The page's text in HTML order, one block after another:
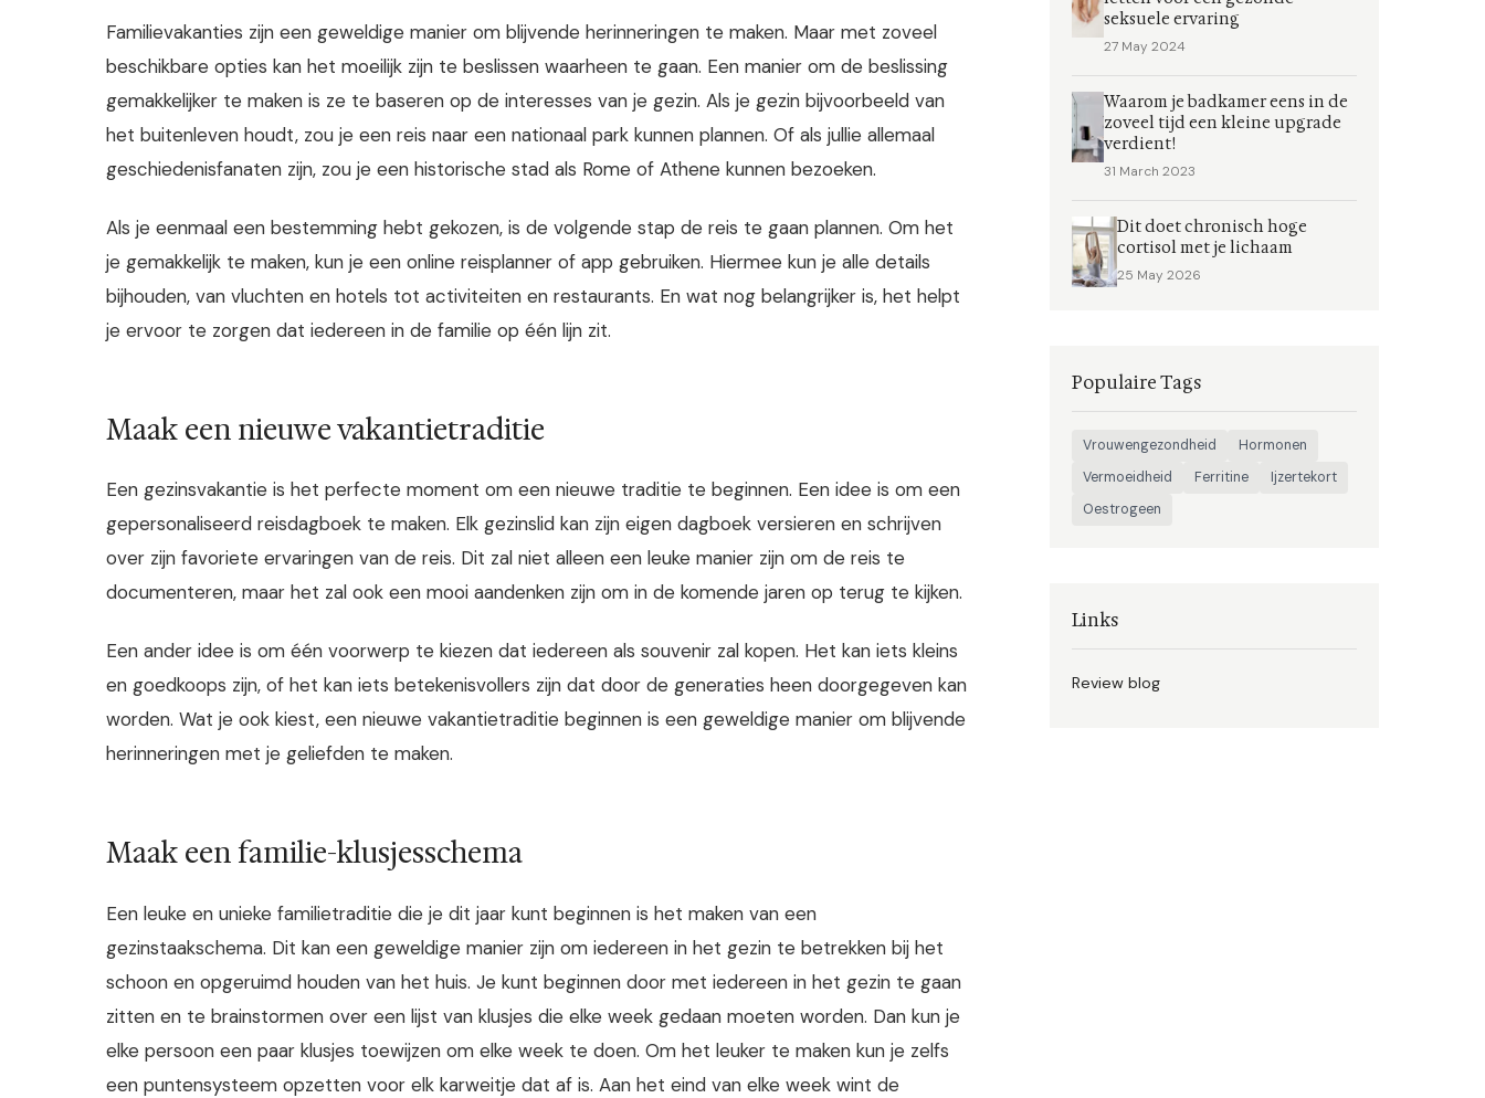
Familievakanties zijn een geweldige manier om blijvende herinneringen te maken. Maar met zoveel
beschikbare opties kan het moeilijk zijn te beslissen waarheen te gaan. Een manier om de beslissing
gemakkelijker te maken is ze te baseren op de interesses van je gezin. Als je gezin bijvoorbeeld van
het buitenleven houdt, zou je een reis naar een nationaal park kunnen plannen. Of als jullie allemaal
geschiedenisfanaten zijn, zou je een historische stad als Rome of Athene kunnen bezoeken.
Als je eenmaal een bestemming hebt gekozen, is de volgende stap de reis te gaan plannen. Om het
je gemakkelijk te maken, kun je een online reisplanner of app gebruiken. Hiermee kun je alle details
bijhouden, van vluchten en hotels tot activiteiten en restaurants. En wat nog belangrijker is, het helpt
je ervoor te zorgen dat iedereen in de familie op één lijn zit.
Maak een nieuwe vakantietraditie
Een gezinsvakantie is het perfecte moment om een nieuwe traditie te beginnen. Een idee is om een
gepersonaliseerd reisdagboek te maken. Elk gezinslid kan zijn eigen dagboek versieren en schrijven
over zijn favoriete ervaringen van de reis. Dit zal niet alleen een leuke manier zijn om de reis te
documenteren, maar het zal ook een mooi aandenken zijn om in de komende jaren op terug te kijken.
Een ander idee is om één voorwerp te kiezen dat iedereen als souvenir zal kopen. Het kan iets kleins
en goedkoops zijn, of het kan iets betekenisvollers zijn dat door de generaties heen doorgegeven kan
worden. Wat je ook kiest, een nieuwe vakantietraditie beginnen is een geweldige manier om blijvende
herinneringen met je geliefden te maken.
Maak een familie-klusjesschema
Een leuke en unieke familietraditie die je dit jaar kunt beginnen is het maken van een
gezinstaakschema. Dit kan een geweldige manier zijn om iedereen in het gezin te betrekken bij het
schoon en opgeruimd houden van het huis. Je kunt beginnen door met iedereen in het gezin te gaan
zitten en te brainstormen over een lijst van klusjes die elke week gedaan moeten worden. Dan kun je
elke persoon een paar klusjes toewijzen om elke week te doen. Om het leuker te maken kun je zelfs
een puntensysteem opzetten voor elk karweitje dat af is. Aan het eind van elke week wint de
seksuele ervaring
27 May 2024
Waarom je badkamer eens in de
zoveel tijd een kleine upgrade
verdient!
31 March 2023
Dit doet chronisch hoge
cortisol met je lichaam
25 May 2026
Populaire Tags
Vrouwengezondheid
Hormonen
Vermoeidheid
Ferritine
Ijzertekort
Oestrogeen
Links
Review blog